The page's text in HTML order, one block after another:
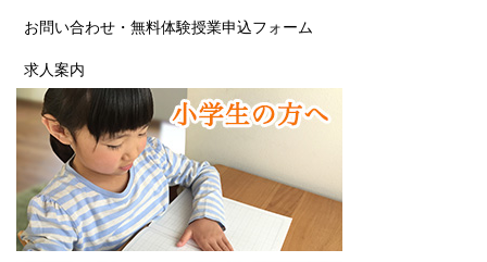
お問い合わせ・無料体験授業申込フォーム
求人案内